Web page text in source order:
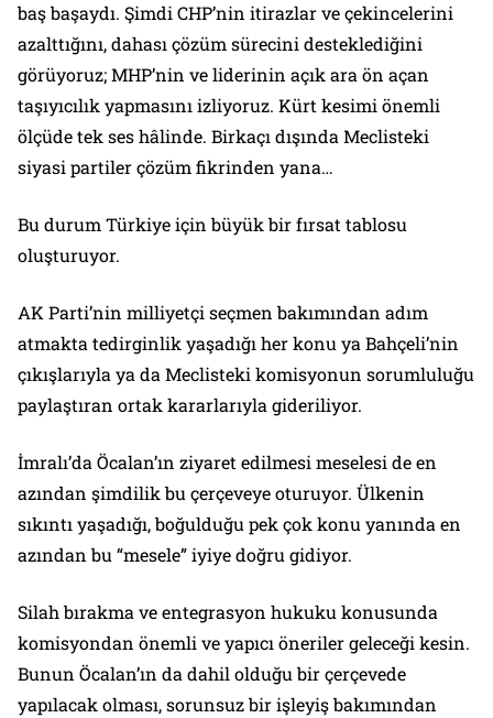
baş başaydı. Şimdi CHP’nin itirazlar ve çekincelerini
azalttığını, dahası çözüm sürecini desteklediğini
görüyoruz; MHP’nin ve liderinin açık ara ön açan
taşıyıcılık yapmasını izliyoruz. Kürt kesimi önemli
ölçüde tek ses hâlinde. Birkaçı dışında Meclisteki
siyasi partiler çözüm fikrinden yana…
Bu durum Türkiye için büyük bir fırsat tablosu
oluşturuyor.
AK Parti’nin milliyetçi seçmen bakımından adım
atmakta tedirginlik yaşadığı her konu ya Bahçeli’nin
çıkışlarıyla ya da Meclisteki komisyonun sorumluluğu
paylaştıran ortak kararlarıyla gideriliyor.
İmralı’da Öcalan’ın ziyaret edilmesi meselesi de en
azından şimdilik bu çerçeveye oturuyor. Ülkenin
sıkıntı yaşadığı, boğulduğu pek çok konu yanında en
azından bu “mesele” iyiye doğru gidiyor.
Silah bırakma ve entegrasyon hukuku konusunda
komisyondan önemli ve yapıcı öneriler geleceği kesin.
Bunun Öcalan’ın da dahil olduğu bir çerçevede
yapılacak olması, sorunsuz bir işleyiş bakımından